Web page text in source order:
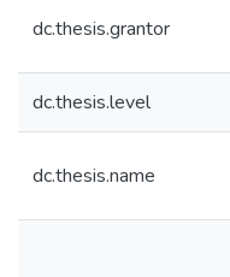
dc.thesis.grantor
dc.thesis.level
dc.thesis.name